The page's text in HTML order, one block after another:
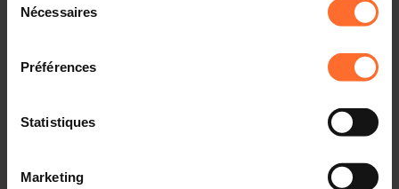
à l’exception des cookies strictement nécessaires au
fonctionnement du site. Une description des différents
cookies est accessible sous l’onglet « Détails » ci-
dessus.
Il est précisé que la navigation sur le site et certaines
fonctionnalités (ex : lecture de vidéos, partage sur les
vidéo, personnalisation de l’affichage du site) peuvent
Nécessaires
Préférences
Statistiques
Marketing
22.06.2022
verticale des risques en matière de financement du
terrorisme